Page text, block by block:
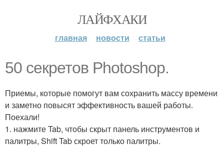
ЛАЙФХАКИ
главная новости статьи
50 секретов Photoshop.
Приемы, которые помогут вам сохранить массу времени
и заметно повысят эффективность вашей работы.
Поехали!
1. нажмите Tab, чтобы скрыт панель инструментов и
палитры, Shift Tab скроет только палитры.